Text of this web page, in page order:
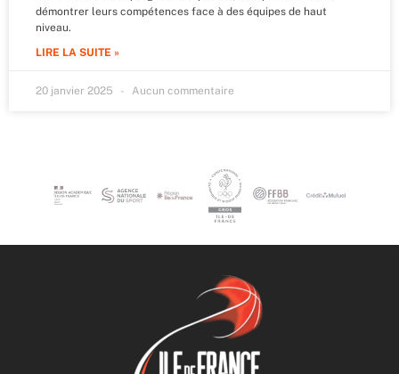
démontrer leurs compétences face à des équipes de haut
niveau.
LIRE LA SUITE »
20 janvier 2025 Aucun commentaire